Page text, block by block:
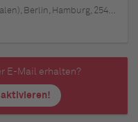
Lüneburg (Niedersachsen), Potsdam (Brandenburg), Bernau bei Berlin (Brandenburg), 14974 Ludwigsfelde (Brandenburg), Falkensee (Brandenburg), Königs Wusterhausen (Brandenburg), Bonn (Nordrhein-Westfalen), Düsseldorf (Nordrhein-Westfalen), Leverkusen (Nordrhein-Westfalen), Bergisch Gladbach (Nordrhein-Westfalen), 53721 Siegburg (Nordrhein-Westfalen), 50259 Pulheim (Nordrhein-Westfalen), 50226 Frechen (Nordrhein-Westfalen), 53332 Bornheim (Nordrhein-Westfalen), 50389 Wesseling (Nordrhein-Westfalen), Hürth (Nordrhein-Westfalen), 50321 Brühl (Nordrhein-Westfalen)
E-Mail erhalten?